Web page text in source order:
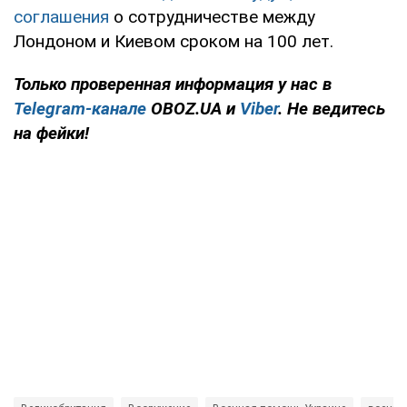
соглашения о сотрудничестве между
Лондоном и Киевом сроком на 100 лет.
Только проверенная информация у нас в
Telegram-канале OBOZ.UA и Viber. Не ведитесь
на фейки!